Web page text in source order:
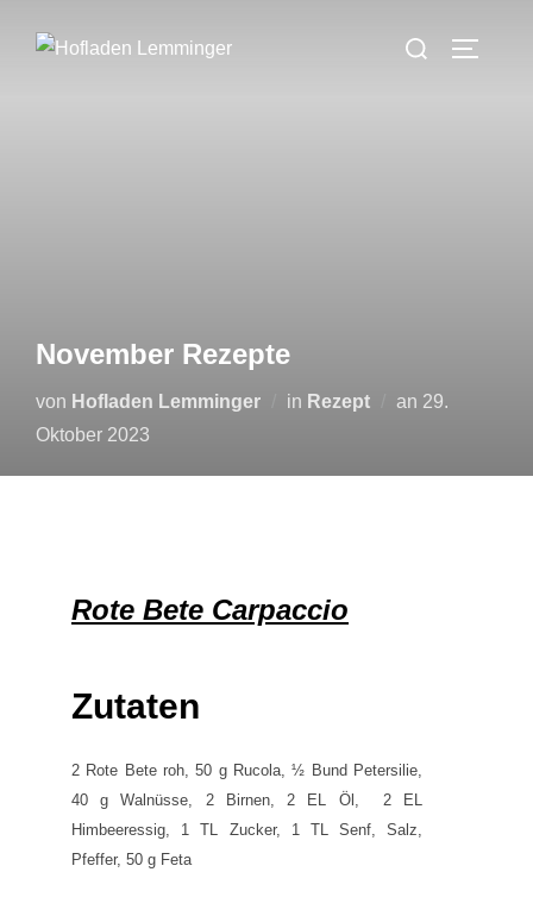
Inhalt
Suchen
November Rezepte
von Hofladen Lemminger in Rezept an Veröffentlicht
29.
Oktober 2023
Rote Bete Carpaccio
Zutaten
2 Rote Bete roh, 50 g Rucola, ½ Bund Petersilie,
40 g Walnüsse, 2 Birnen, 2 EL Öl, 2 EL
Himbeeressig, 1 TL Zucker, 1 TL Senf, Salz,
Pfeffer, 50 g Feta